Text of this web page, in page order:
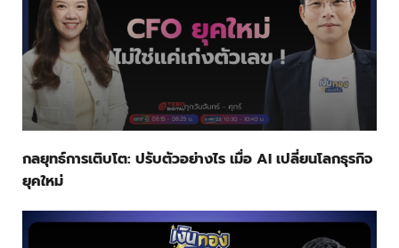
กลยุทธ์การเติบโต: ปรับตัวอย่างไร เมื่อ AI เปลี่ยนโลกธุรกิจ
ยุคใหม่